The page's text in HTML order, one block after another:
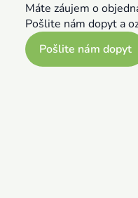
Máte záujem o
Pošlite nám dopyt a
Pošlite nám dopyt